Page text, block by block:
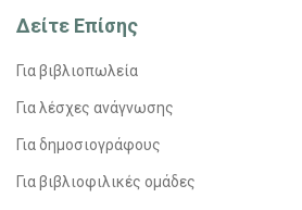
Δείτε Επίσης
Για βιβλιοπωλεία
Για λέσχες ανάγνωσης
Για δημοσιογράφους
Για βιβλιοφιλικές ομάδες